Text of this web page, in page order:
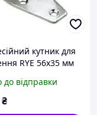
кутник для
RYE 56х35 мм
міцних
до відправки
₴